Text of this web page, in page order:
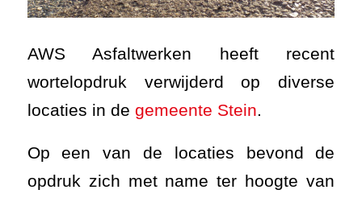
AWS Asfaltwerken heeft recent
wortelopdruk verwijderd op diverse
locaties in de gemeente Stein.
Op een van de locaties bevond de
opdruk zich met name ter hoogte van